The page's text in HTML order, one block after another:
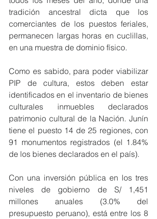
tradición ancestral dicta que los
comerciantes de los puestos feriales,
permanecen largas horas en cuclillas,
en una muestra de dominio físico.
Como es sabido, para poder viabilizar
PIP de cultura, estos deben estar
identificados en el inventario de bienes
culturales inmuebles declarados
patrimonio cultural de la Nación. Junín
tiene el puesto 14 de 25 regiones, con
91 monumentos registrados (el 1.84%
de los bienes declarados en el país).
Con una inversión pública en los tres
niveles de gobierno de S/ 1,451
millones anuales (3.0% del
presupuesto peruano), está entre los 8